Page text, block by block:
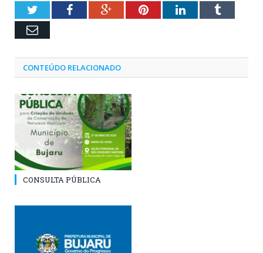
TwitterFacebookGoogle+PinterestLinkedInTumblr
Email
CONTEÚDO RELACIONADO
CONSULTA PÚBLICA